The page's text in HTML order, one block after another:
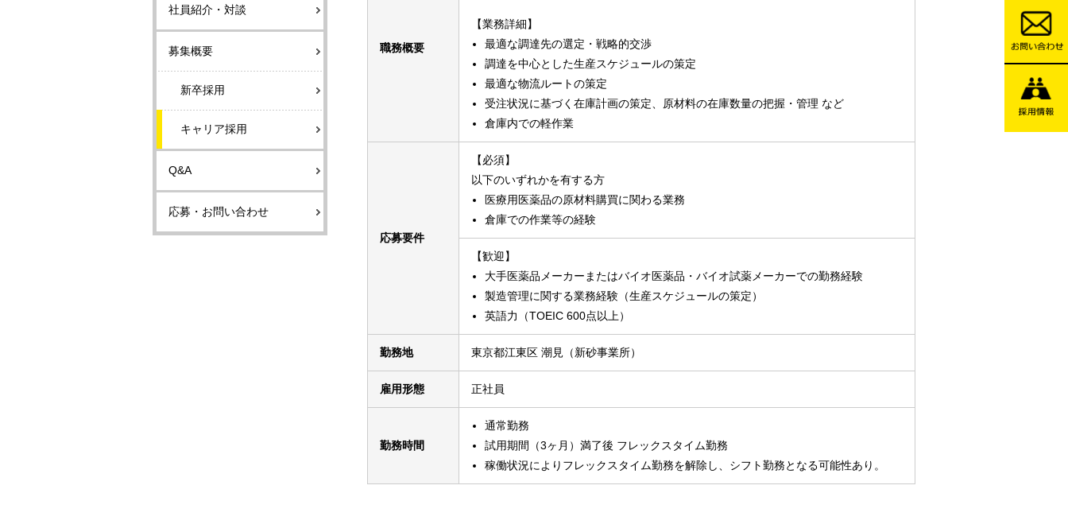
社員紹介・対談
募集概要
新卒採用
キャリア採用
Q&A
応募・お問い合わせ
職務概要
【業務詳細】
最適な調達先の選定・戦略的交渉
調達を中心とした生産スケジュールの策定
最適な物流ルートの策定
受注状況に基づく在庫計画の策定、原材料の在庫数量の把握・管理 など
倉庫内での軽作業
応募要件
【必須】
以下のいずれかを有する方
医療用医薬品の原材料購買に関わる業務
倉庫での作業等の経験
【歓迎】
大手医薬品メーカーまたはバイオ医薬品・バイオ試薬メーカーでの勤務経験
製造管理に関する業務経験（生産スケジュールの策定）
英語力（TOEIC 600点以上）
勤務地 東京都江東区 潮見（新砂事業所）
雇用形態 正社員
勤務時間
通常勤務
試用期間（3ヶ月）満了後 フレックスタイム勤務
稼働状況によりフレックスタイム勤務を解除し、シフト勤務となる可能性あり。